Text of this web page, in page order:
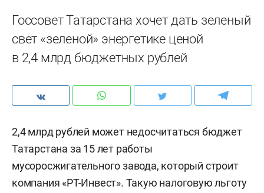
Госсовет Татарстана хочет дать зеленый
свет «зеленой» энергетике ценой
в 2,4 млрд бюджетных рублей
2,4 млрд рублей может недосчитаться бюджет
Татарстана за 15 лет работы
мусоросжигательного завода, который строит
компания «РТ-Инвест». Такую налоговую льготу